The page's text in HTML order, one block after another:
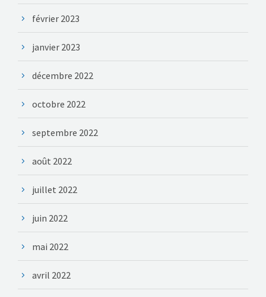
février 2023
janvier 2023
décembre 2022
octobre 2022
septembre 2022
août 2022
juillet 2022
juin 2022
mai 2022
avril 2022